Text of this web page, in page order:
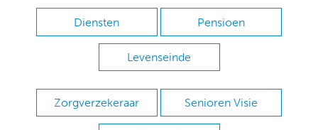
Diensten Pensioen
Levenseinde
Zorgverzekeraar Senioren Visie